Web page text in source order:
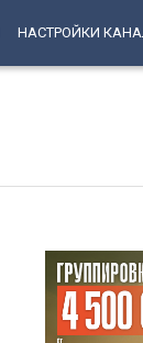
НАСТРОЙКИ